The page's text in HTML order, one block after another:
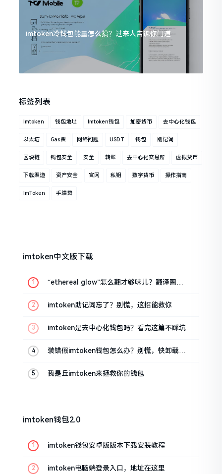
imtoken冷钱包能量怎么搞？过来人告诉你门道
标签列表
Imtoken 钱包地址 Imtoken钱包 加密货币 去中心化钱包
以太坊 Gas费 网络问题 USDT 钱包 助记词
区块链 钱包安全 安全 转账 去中心化交易所 虚拟货币
下载渠道 资产安全 官网 私钥 数字货币 操作指南
ImToken 手续费
imtoken中文版下载
“ethereal glow”怎么翻才够味儿？翻译圈老
imtoken助记词忘了？别慌，这招能救你
imtoken是去中心化钱包吗？看完这篇不踩坑
装错假imtoken钱包怎么办？别慌，快卸载，
我是丘imtoken来拯救你的钱包
imtoken钱包2.0
imtoken钱包安卓版版本下载安装教程
imtoken电脑端登录入口，地址在这里